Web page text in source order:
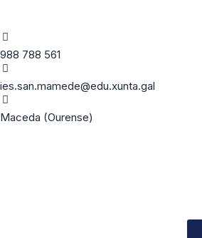
988 788 561
ies.san.mamede@edu.xunta.gal
Maceda (Ourense)